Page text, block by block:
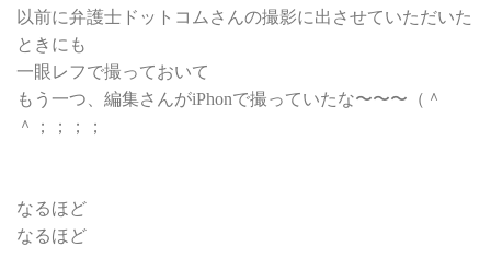
以前に弁護士ドットコムさんの撮影に出させていただいた
ときにも
一眼レフで撮っておいて
もう一つ、編集さんがiPhonで撮っていたな〜〜〜（＾
＾；；；；
なるほど
なるほど